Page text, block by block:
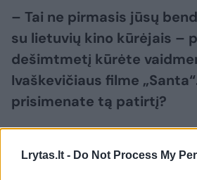
Lrytas.lt - Do Not Process My
– Tai ne pirmasis jūsų
su lietuvių kino kūrėjais –
dešimtmetį kūrėte
Ivaškevičiaus filme
prisimenate tą patirtį?
– Buvo nuostabūs